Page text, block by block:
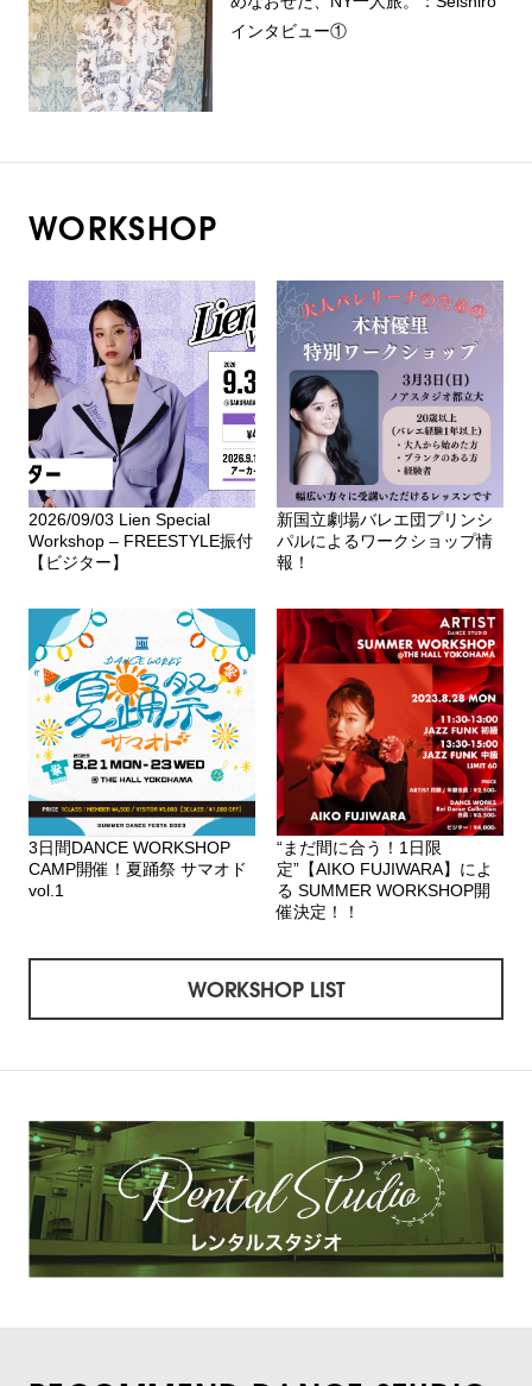
インタビュー①
WORKSHOP
2026/09/03 Lien Special
Workshop – FREESTYLE振付
【ビジター】
新国立劇場バレエ団プリンシ
パルによるワークショップ情
報！
3日間DANCE WORKSHOP
CAMP開催！夏踊祭 サマオド
vol.1
“まだ間に合う！1日限
定”【AIKO FUJIWARA】によ
る SUMMER WORKSHOP開
催決定！！
WORKSHOP LIST